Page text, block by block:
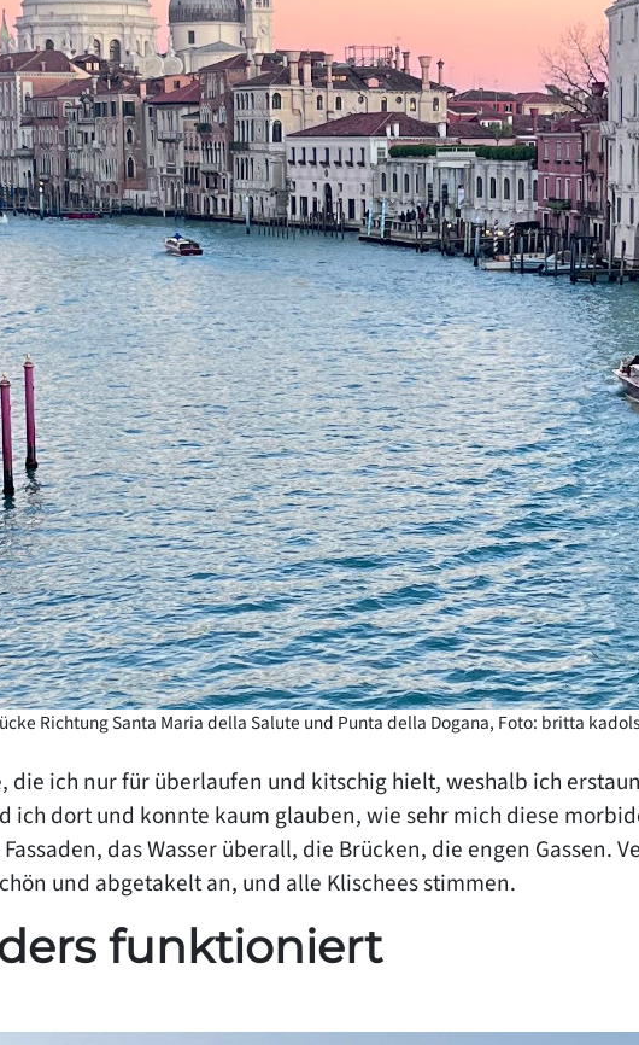
Richtung Santa Maria della Salute und Punta della Dogana, Foto: britta
die ich nur für überlaufen und kitschig hielt, weshalb ich
ich dort und konnte kaum glauben, wie sehr mich diese
das Wasser überall, die Brücken, die engen Gassen.
und abgetakelt an, und alle Klischees stimmen.
funktioniert